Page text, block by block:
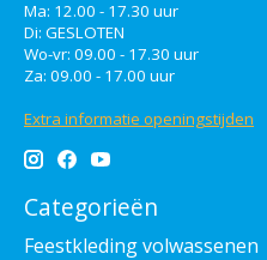
Ma: 12.00 - 17.30 uur
Di: GESLOTEN
Wo-vr: 09.00 - 17.30 uur
Za: 09.00 - 17.00 uur
Extra informatie openingstijden
Categorieën
Feestkleding volwassenen